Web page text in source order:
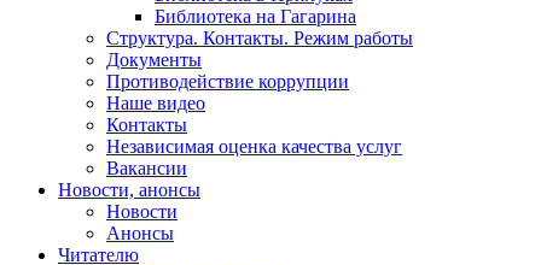
Библиотека на Гагарина
Структура. Контакты. Режим работы
Документы
Противодействие коррупции
Наше видео
Контакты
Независимая оценка качества услуг
Вакансии
Новости, анонсы
Новости
Анонсы
Читателю